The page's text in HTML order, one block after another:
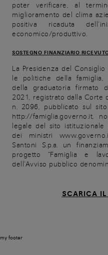
poter verificare, al
miglioramento del clima
positiva ricaduta
economico/produttivo.
SOSTEGNO FINANZIARIO
La Presidenza del
le politiche della
della graduatoria firmato
2021, registrato dalla Corte
n. 2096, pubblicato sul
http://famiglia.governo.it,
legale del sito
dei ministri
Santoni S.p.a. un
progetto “Famiglia e
dell’Avviso pubblico
SCARICA
my footer